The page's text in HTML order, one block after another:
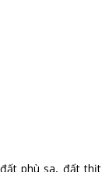
phù sa, đất thịt